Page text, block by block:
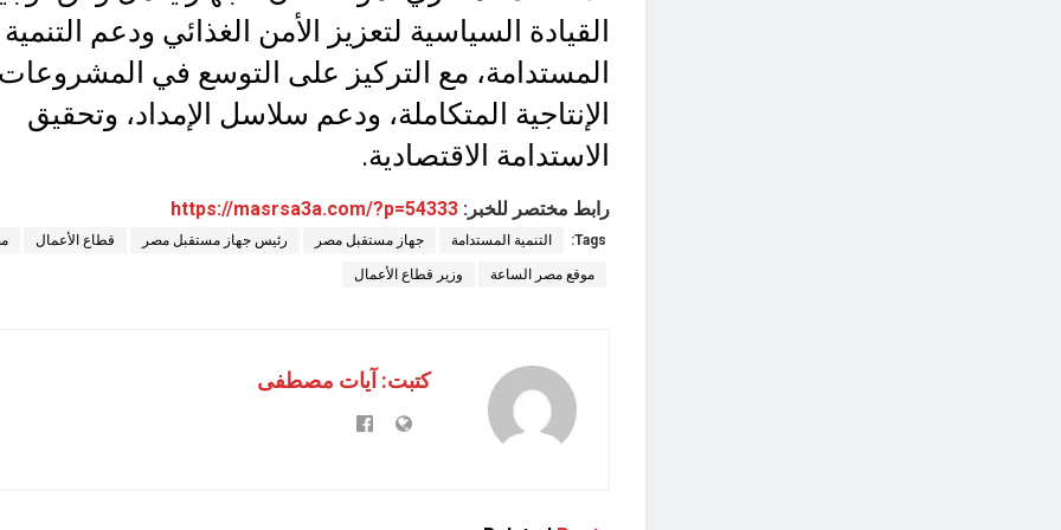
القيادة السياسية لتعزيز الأمن الغذائي ودعم التنمية
المستدامة، مع التركيز على التوسع في المشروعات
الإنتاجية المتكاملة، ودعم سلاسل الإمداد، وتحقيق
الاستدامة الاقتصادية.
رابط مختصر للخبر: https://masrsa3a.com/?p=54333
Tags: التنمية المستدامة جهاز مستقبل مصر رئيس جهاز مستقبل مصر قطاع الأعمال
موقع مصر الساعة وزير قطاع الأعمال
كتبت: آيات مصطفى